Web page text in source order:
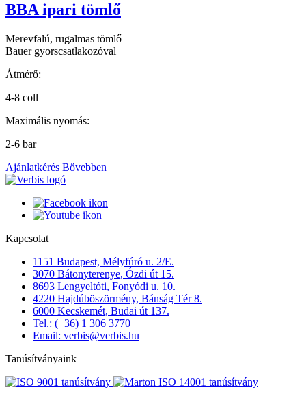
BBA ipari tömlő
Merevfalú, rugalmas tömlő
Bauer gyorscsatlakozóval
Átmérő:
4-8 coll
Maximális nyomás:
2-6 bar
Ajánlatkérés Bővebben
Kapcsolat
1151 Budapest, Mélyfúró u. 2/E.
3070 Bátonyterenye, Ózdi út 15.
8693 Lengyeltóti, Fonyódi u. 10.
4220 Hajdúböszörmény, Bánság Tér 8.
6000 Kecskemét, Budai út 137.
Tel.: (+36) 1 306 3770
Email: verbis@verbis.hu
Tanúsítványaink